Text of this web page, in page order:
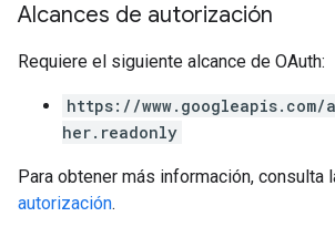
Alcances de autorización
Requiere el siguiente alcance de OAuth:
https://
her.readonly
Para obtener más información, consulta
autorización.